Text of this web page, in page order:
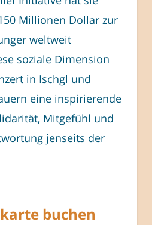
Millionen Dollar zur
weltweit
soziale Dimension
in Ischgl und
eine inspirierende
Mitgefühl und
jenseits der
buchen